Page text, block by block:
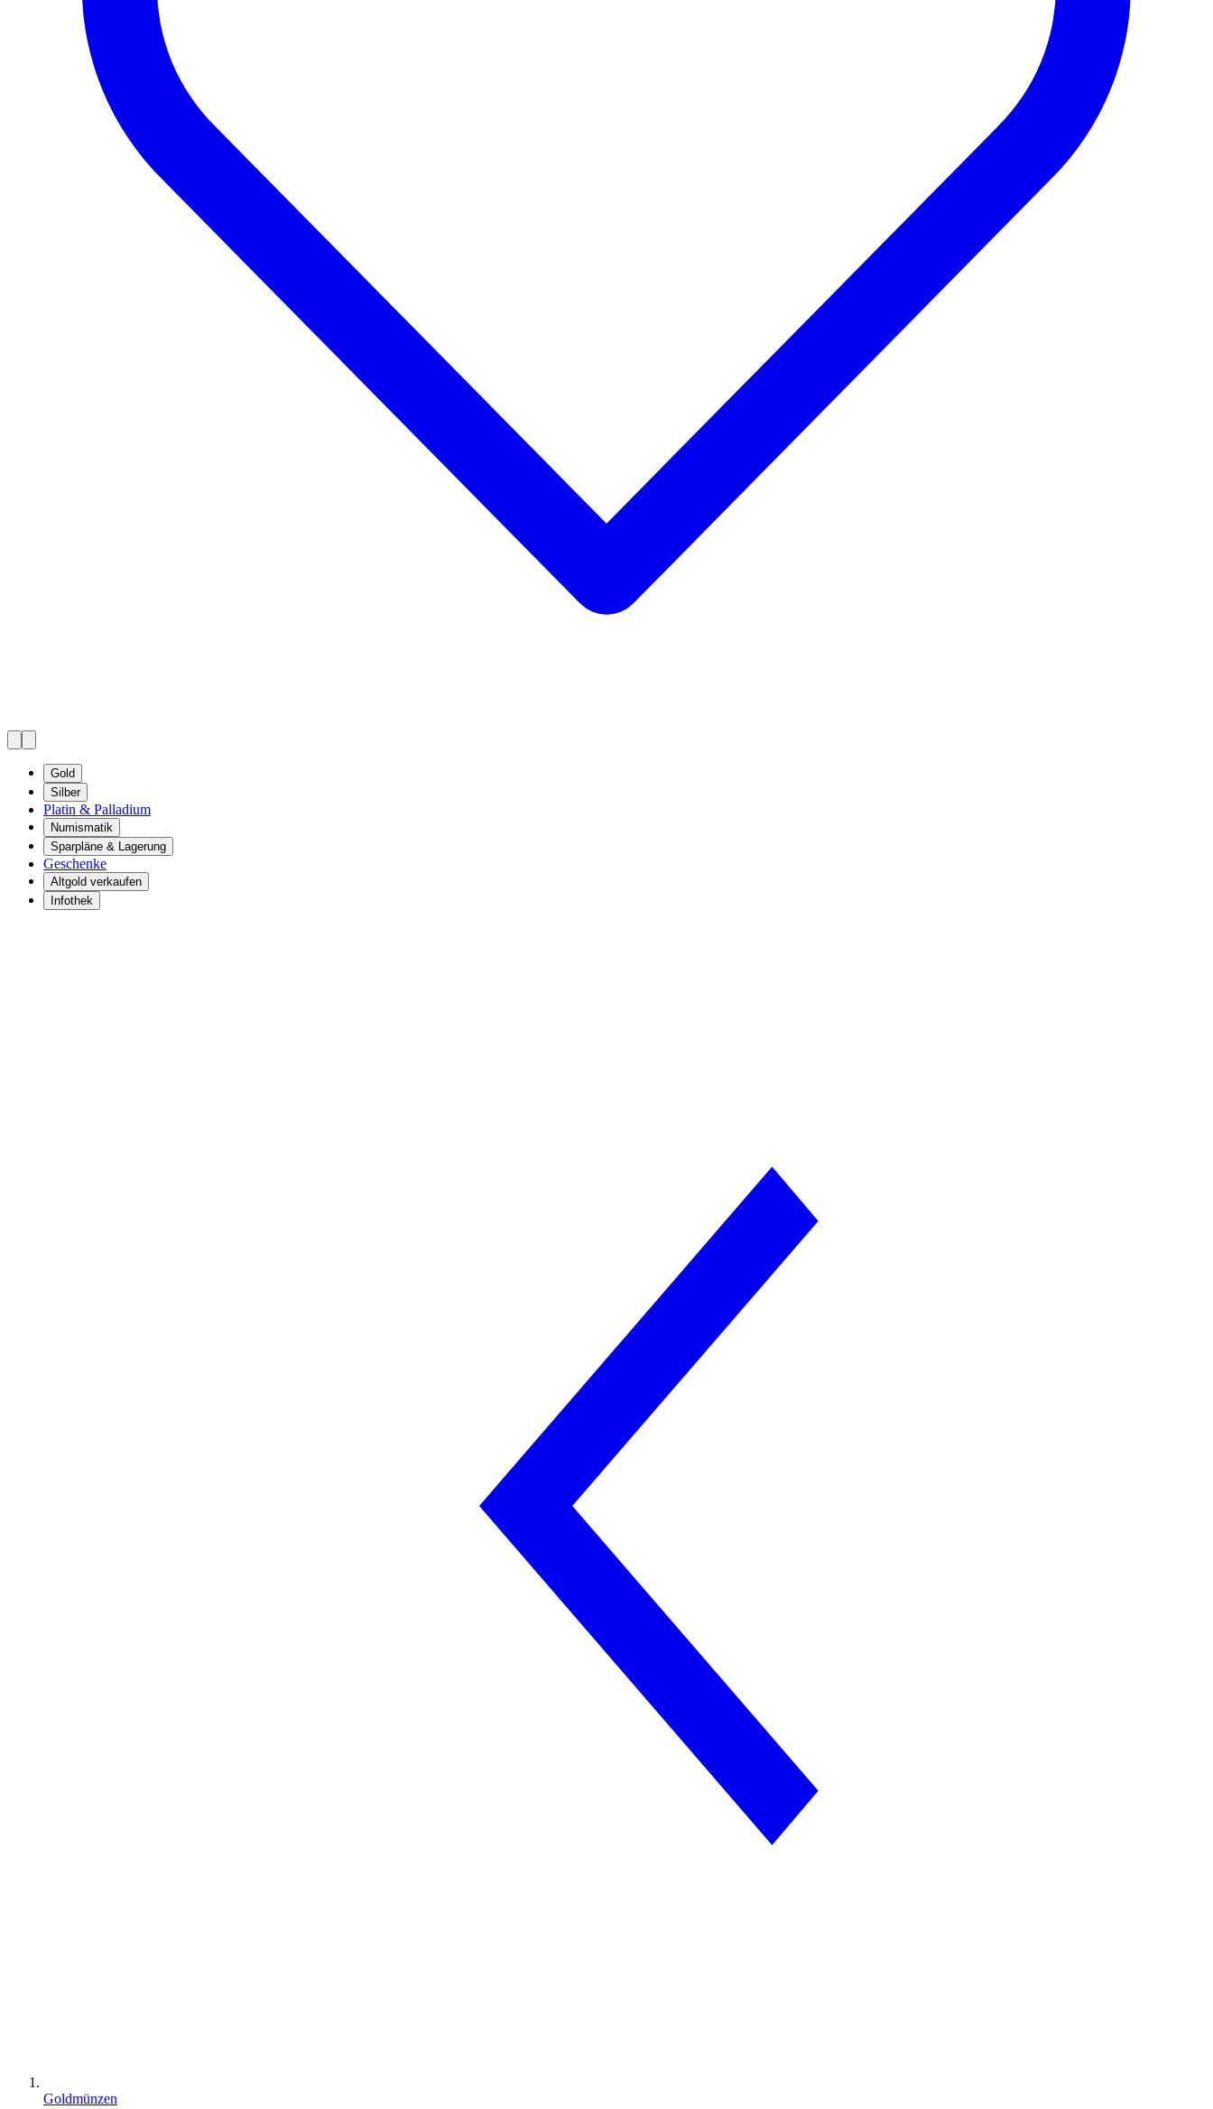
Gold
Silber
Platin & Palladium
Numismatik
Sparpläne & Lagerung
Geschenke
Altgold verkaufen
Infothek
Goldmünzen